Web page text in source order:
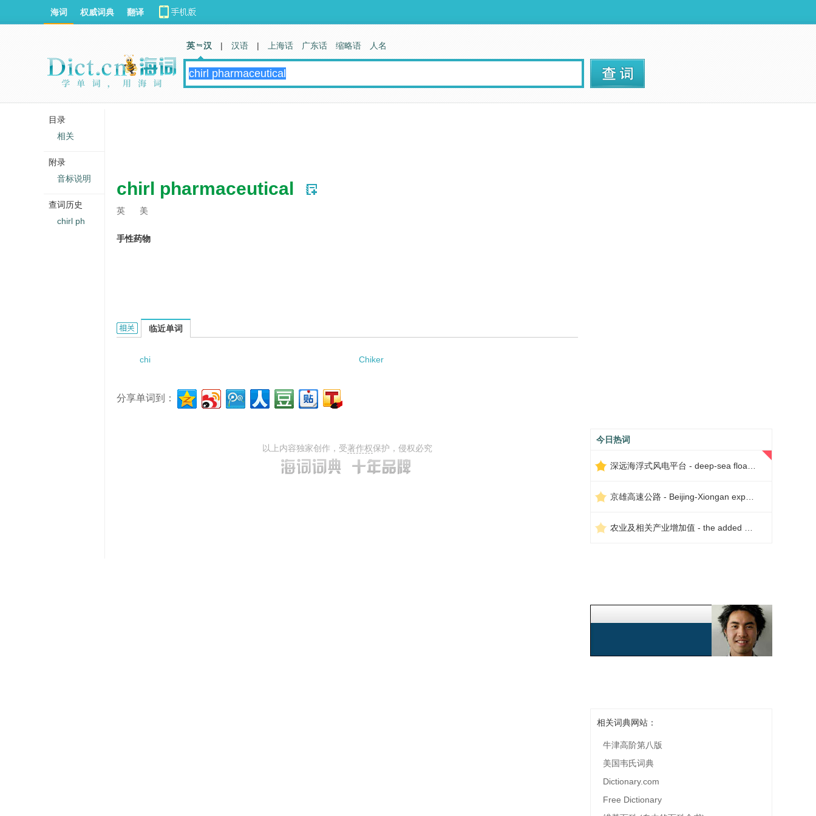
chirl pharmaceutical
英 美
手性药物
chirl pharmaceutical的相关资料：
临近单词
chi Chiker
分享单词到：
以上内容独家创作，受著作权保护，侵权必究
今日热词
相关词典网站：
牛津高阶第八版
美国韦氏词典
Dictionary.com
Free Dictionary
海词 权威词典 翻译
英 汉 | 汉语 | 上海话 广东话 缩略语 人名
目录
相关
附录
音标说明
查词历史
chirl ph